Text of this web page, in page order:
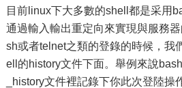
目前linux下大多數的shell都是采用
通過輸入輸出重定向來實現與服務
sh或者telnet之類的登錄的時候，我
ell的history文件下面。舉例來說
_history文件裡記錄下你此次登陸操